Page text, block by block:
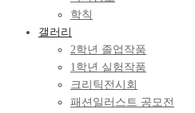
학칙
갤러리
2학년 졸업작품
1학년 실험작품
크리틱전시회
패션일러스트 공모전